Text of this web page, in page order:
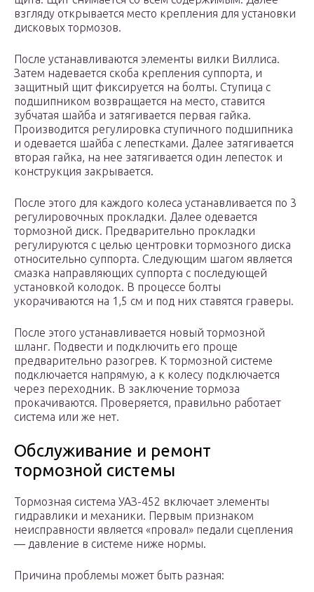
взгляду открывается место крепления для установки
дисковых тормозов.
После устанавливаются элементы вилки Виллиса.
Затем надевается скоба крепления суппорта, и
защитный щит фиксируется на болты. Ступица с
подшипником возвращается на место, ставится
зубчатая шайба и затягивается первая гайка.
Производится регулировка ступичного подшипника
и одевается шайба с лепестками. Далее затягивается
вторая гайка, на нее затягивается один лепесток и
конструкция закрывается.
После этого для каждого колеса устанавливается по 3
регулировочных прокладки. Далее одевается
тормозной диск. Предварительно прокладки
регулируются с целью центровки тормозного диска
относительно суппорта. Следующим шагом является
смазка направляющих суппорта с последующей
установкой колодок. В процессе болты
укорачиваются на 1,5 см и под них ставятся граверы.
После этого устанавливается новый тормозной
шланг. Подвести и подключить его проще
предварительно разогрев. К тормозной системе
подключается напрямую, а к колесу подключается
через переходник. В заключение тормоза
прокачиваются. Проверяется, правильно работает
система или же нет.
Обслуживание и ремонт
тормозной системы
Тормозная система УАЗ-452 включает элементы
гидравлики и механики. Первым признаком
неисправности является «провал» педали сцепления
— давление в системе ниже нормы.
Причина проблемы может быть разная: